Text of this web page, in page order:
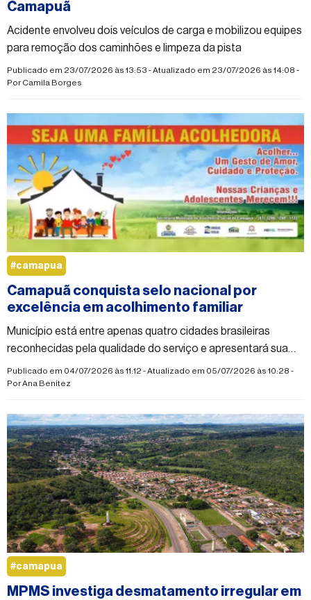
Camapuã
Acidente envolveu dois veículos de carga e mobilizou equipes
para remoção dos caminhões e limpeza da pista
Publicado em 23/07/2026 às 13:53 - Atualizado em 23/07/2026 às 14:08 -
PorCamila Borges
Camapuã conquista selo nacional por
excelência em acolhimento familiar
Município está entre apenas quatro cidades brasileiras
reconhecidas pela qualidade do serviço e apresentará sua
experiência em congresso internacional no Rio de Janeiro
Publicado em 04/07/2026 às 11:12 - Atualizado em 05/07/2026 às 10:28 -
PorAna Benitez
#camapua
MPMS investiga desmatamento irregular em
#camapua